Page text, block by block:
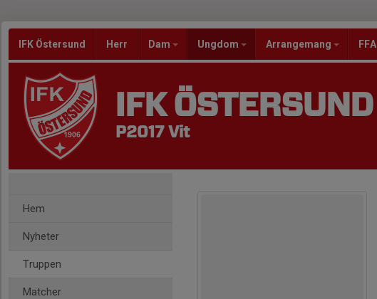
IFK Östersund Herr Dam Ungdom Arrangemang FFA
IFK ÖSTERSUND
P2017 Vit
Hem
Nyheter
Truppen
Matcher